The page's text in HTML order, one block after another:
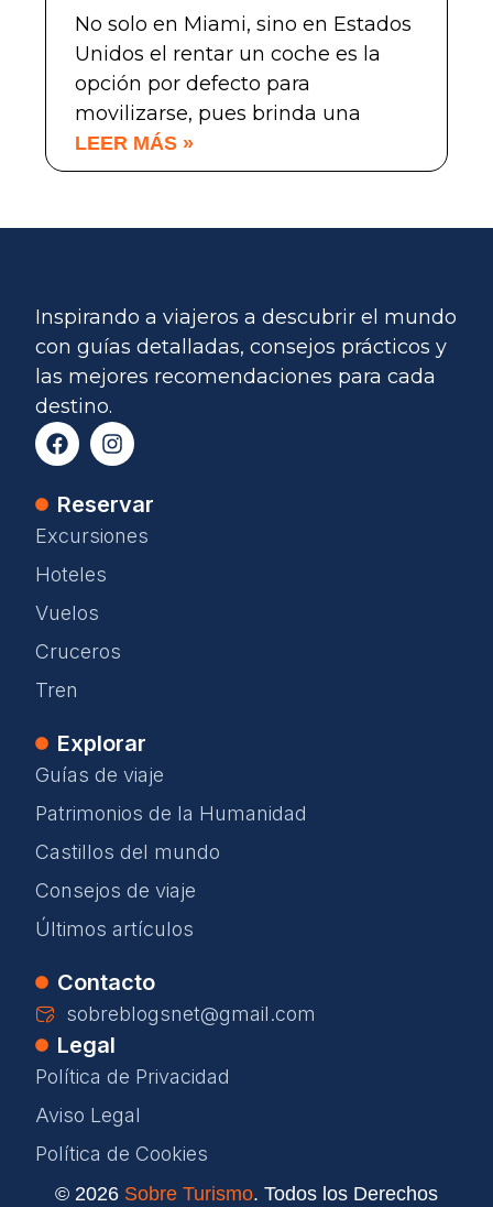
No solo en Miami, sino en Estados
Unidos el rentar un coche es la
opción por defecto para
movilizarse, pues brinda una
LEER MÁS »
Inspirando a viajeros a descubrir el mundo
con guías detalladas, consejos prácticos y
las mejores recomendaciones para cada
destino.
Reservar
Excursiones
Hoteles
Vuelos
Cruceros
Tren
Explorar
Guías de viaje
Patrimonios de la Humanidad
Castillos del mundo
Consejos de viaje
Últimos artículos
Contacto
sobreblogsnet@gmail.com
Legal
Política de Privacidad
Aviso Legal
Política de Cookies
© 2026 Sobre Turismo. Todos los Derechos